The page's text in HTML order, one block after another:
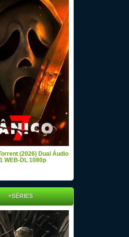
(2026) Dual Áudio
WEB-DL 1080p
+SÉRIES